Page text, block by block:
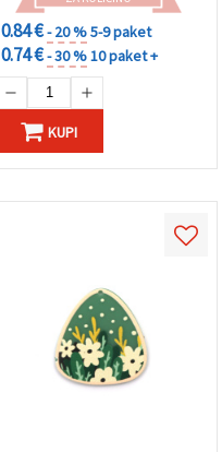
0.84 €- 20 %5-9 paket
0.74 €- 30 %10 paket +
KUPI